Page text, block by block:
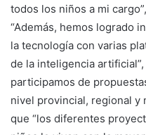
todos los niños a mi
“Además, hemos logrado
la tecnología con varias
de la inteligencia
participamos de
nivel provincial, regional y
que “los diferentes